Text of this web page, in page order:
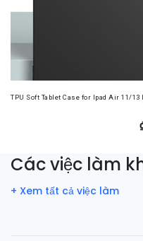
TPU Soft Tablet Case for Ipad Air 11/
Các việc làm
+ Xem tất cả việc làm